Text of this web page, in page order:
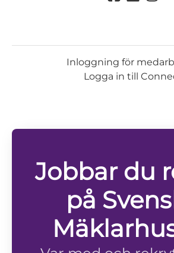
Inloggning för
Logga in till
Jobbar du
på